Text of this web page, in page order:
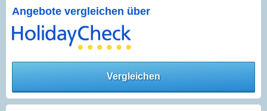
Angebote vergleichen über
Vergleichen